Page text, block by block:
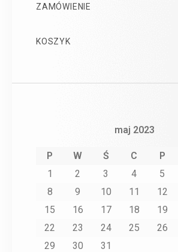
ZAMÓWIENIE
KOSZYK
maj 2023
P W Ś C P
1
2 3 4 5
8
9 10 11 12
15
16 17 18 19
22
23 24 25 26
29
30 31